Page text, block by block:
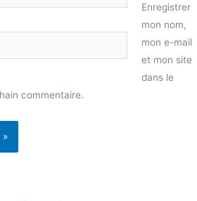
Enregistrer
mon nom,
mon e-mail
et mon site
dans le
commentaire.